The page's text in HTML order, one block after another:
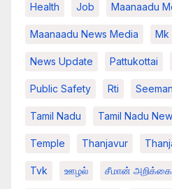
Health Job Maanaadu
Maanaadu News Media Mk
News Update Pattukottai
Public Safety Rti Seeman
Tamil Nadu Tamil Nadu
Temple Thanjavur
Tvk ஊழல் சீமான் அறிக்கை